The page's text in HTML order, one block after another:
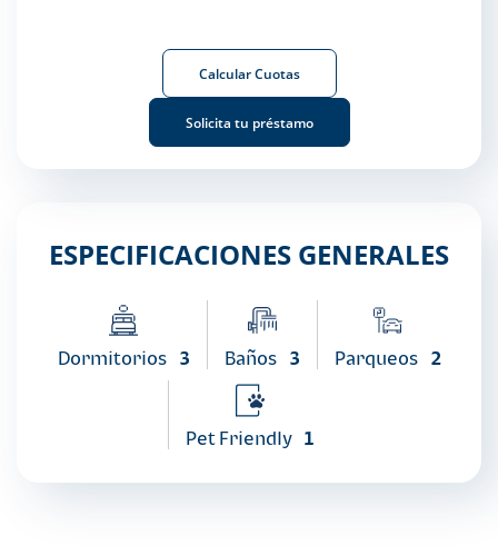
Calcular Cuotas
Solicita tu préstamo
ESPECIFICACIONES GENERALES
Dormitorios 3 Baños 3 Parqueos 2
Pet Friendly 1